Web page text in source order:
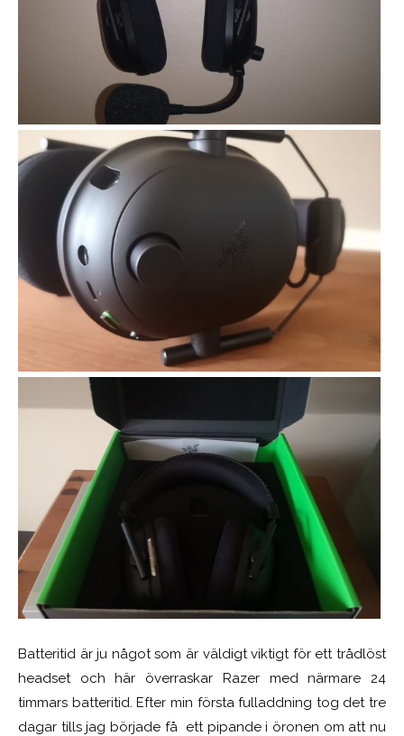
Batteritid är ju något som är väldigt viktigt för ett trådlöst
headset och här överraskar Razer med närmare 24
timmars batteritid. Efter min första fulladdning tog det tre
dagar tills jag började få ett pipande i öronen om att nu